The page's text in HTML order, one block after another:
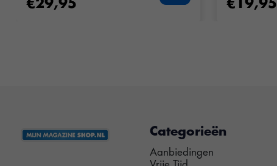
€29,95 €19,95
Categorieën
Aanbiedingen